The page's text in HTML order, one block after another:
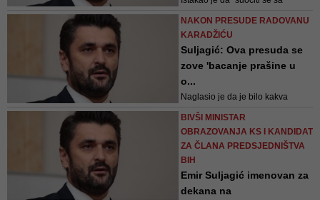
Suljagić
uime Srba počinjeni u BiH od
uspostaviti diskontinuitet u srpskoj
istoriji"
NAKON PRESUDE RADOVANU
KARADŽIĆU
Suljagić: Ova presuda se
zove 'bacanje prašine u
o...
Naglasio je da je bilo kakva
kazna i bilo kakva presuda za
besmislena i potpuno apsurdna
BIVŠI MINISTAR
OBRAZOVANJA KS I KANDIDAT
ZA ČLANA PREDSJEDNIŠTVA
BIH
Emir Suljagić imenovan za
dekana na